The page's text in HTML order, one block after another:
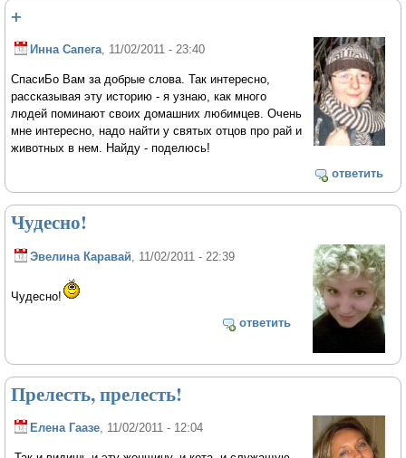
+
Инна Сапега , 11/02/2011 - 23:40
СпасиБо Вам за добрые слова. Так интересно,
рассказывая эту историю - я узнаю, как много
людей поминают своих домашних любимцев. Очень
мне интересно, надо найти у святых отцов про рай и
животных в нем. Найду - поделюсь!
ответить
Чудесно!
Эвелина Каравай , 11/02/2011 - 22:39
Чудесно!
ответить
Прелесть, прелесть!
Елена Гаазе, 11/02/2011 - 12:04